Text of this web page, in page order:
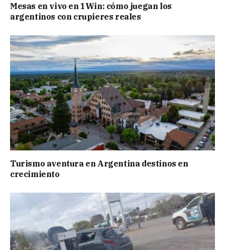
Mesas en vivo en 1Win: cómo juegan los
argentinos con crupieres reales
Turismo aventura en Argentina destinos en
crecimiento